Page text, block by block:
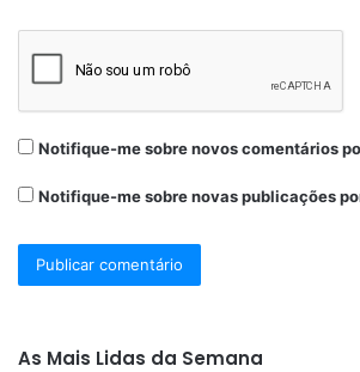
Notifique-me sobre novos comentários
Notifique-me sobre novas publicações
As Mais Lidas da Semana